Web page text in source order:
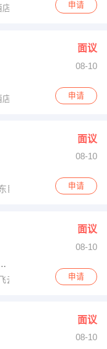
c座1282
申请
面议
08-10
c座1282
申请
面议
08-10
巨高智能设备有限公司
申请
面议
08-10
务股份有限公司江门分公司
云
申请
面议
08-10